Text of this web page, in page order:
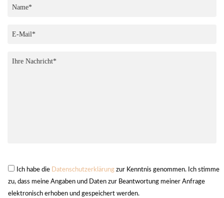
Ich habe die Datenschutzerklärung zur Kenntnis genommen. Ich stimme
zu, dass meine Angaben und Daten zur Beantwortung meiner Anfrage
elektronisch erhoben und gespeichert werden.